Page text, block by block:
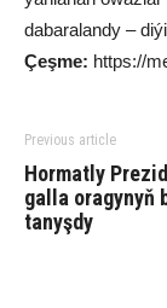
dabaralandy –
Çeşme: https://
Previous article
Hormatly
galla oragynyň
tanyşdy